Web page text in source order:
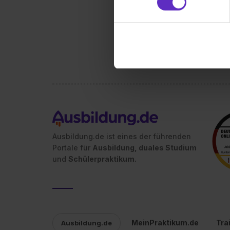
Partner führen diese
zu. . In diesem Fall sowie
einverstanden, dass dir
umfasst hierbei die
verfügen über kein
jederzeit mit Wirkung für die
„Datenschutz-
„Details zeigen“. Weitere
Ausbildung.de ist eines der führenden
Portale für Ausbildung, duales Studium
und Schülerpraktikum.
Ausbildung.de MeinPraktikum.de